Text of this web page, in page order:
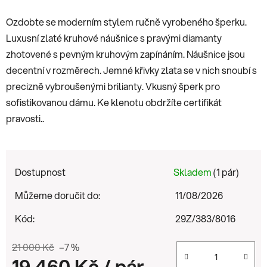
Ozdobte se moderním stylem ručně vyrobeného šperku.
Luxusní zlaté kruhové náušnice s pravými diamanty
zhotovené s pevným kruhovým zapínáním. Náušnice jsou
decentní v rozměrech. Jemné křivky zlata se v nich snoubí s
precizně vybroušenými brilianty. Vkusný šperk pro
sofistikovanou dámu. Ke klenotu obdržíte certifikát
pravosti..
Dostupnost Skladem(1 pár)
Můžeme doručit do:
11/08/2026
Kód:
29Z/383/8016
21 000 Kč –7 %